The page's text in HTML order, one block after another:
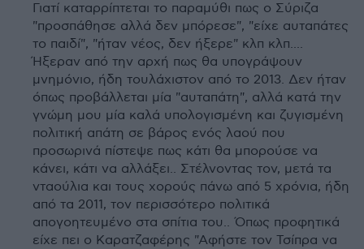
Γιατί καταρρίπτεται το παραμύθι πως ο Σύριζα
"προσπάθησε αλλά δεν μπόρεσε", "είχε αυταπάτες
το παιδί", "ήταν νέος, δεν ήξερε" κλπ κλπ....
Ήξεραν από την αρχή πως θα υπογράψουν
μνημόνιο, ήδη τουλάχιστον από το 2013. Δεν ήταν
όπως προβάλλεται μία "αυταπάτη", αλλά κατά την
γνώμη μου μία καλά υπολογισμένη και ζυγισμένη
πολιτική απάτη σε βάρος ενός λαού που
προσωρινά πίστεψε πως κάτι θα μπορούσε να
κάνει, κάτι να αλλάξει.. Στέλνοντας τον, μετά τα
νταούλια και τους χορούς πάνω από 5 χρόνια, ήδη
από τα 2011, τον περισσότερο πολιτικά
απογοητευμένο στα σπίτια του.. Όπως προφητικά
είχε πει ο Καρατζαφέρης "Αφήστε τον Τσίπρα να